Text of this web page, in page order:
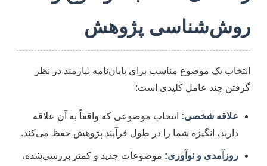
روش‌شناسی پژوهش
انتخاب یک موضوع مناسب برای پایان‌نامه نیازمند در نظر
گرفتن چند عامل کلیدی است:
علاقه شخصی: انتخاب موضوعی که واقعاً به آن علاقه
دارید، انگیزه شما را در طول فرآیند پژوهش حفظ می‌کند.
روزآمدی و نوآوری: موضوعات جدید و کمتر بررسی‌شده،